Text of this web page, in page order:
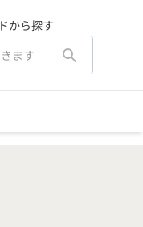
から探す